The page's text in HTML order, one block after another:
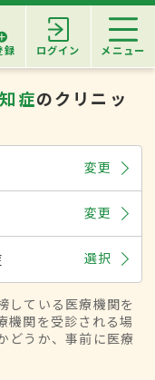
録 ログイン メニュー
症のクリニッ
変更
変更
選択
している医療機関を
機関を受診される場
どうか、事前に医療